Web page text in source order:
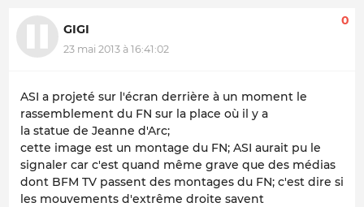
GIGI
23 mai 2013 à 16:41:02
0
ASI a projeté sur l'écran derrière à un moment le
rassemblement du FN sur la place où il y a
la statue de Jeanne d'Arc;
cette image est un montage du FN; ASI aurait pu le
signaler car c'est quand même grave que des médias
dont BFM TV passent des montages du FN; c'est dire si
les mouvements d'extrême droite savent